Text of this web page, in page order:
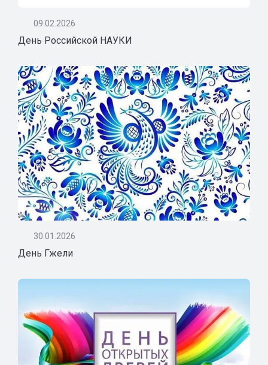
09.02.2026
День Российской НАУКИ
30.01.2026
День Гжели